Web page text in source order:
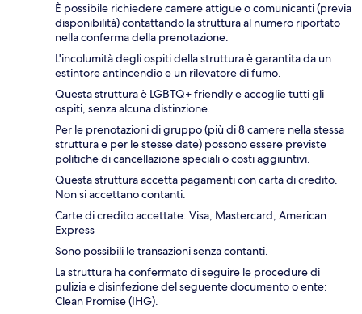
È possibile richiedere camere attigue o comunicanti (previa
disponibilità) contattando la struttura al numero riportato
nella conferma della prenotazione.
L'incolumità degli ospiti della struttura è garantita da un
estintore antincendio e un rilevatore di fumo.
Questa struttura è LGBTQ+ friendly e accoglie tutti gli
ospiti, senza alcuna distinzione.
Per le prenotazioni di gruppo (più di 8 camere nella stessa
struttura e per le stesse date) possono essere previste
politiche di cancellazione speciali o costi aggiuntivi.
Questa struttura accetta pagamenti con carta di credito.
Non si accettano contanti.
Carte di credito accettate: Visa, Mastercard, American
Express
Sono possibili le transazioni senza contanti.
La struttura ha confermato di seguire le procedure di
pulizia e disinfezione del seguente documento o ente:
Clean Promise (IHG).